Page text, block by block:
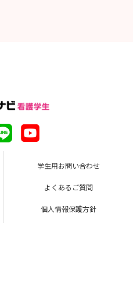
学生用お問い合わせ
よくあるご質問
個人情報保護方針